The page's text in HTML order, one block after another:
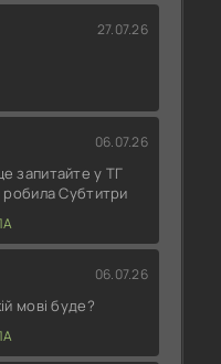
27.07.26
06.07.26
запитайте у ТГ
робила Субтитри
06.07.26
мові буде?